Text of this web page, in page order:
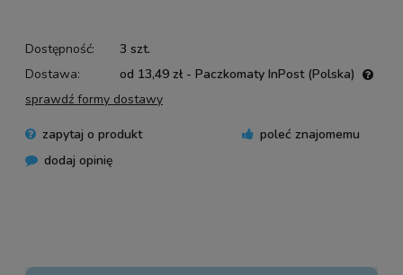
Dostępność:
3 szt.
Dostawa:
od 13,49 zł - Paczkomaty InPost (Polska)
sprawdź formy dostawy
zapytaj o produkt
poleć znajomemu
dodaj opinię